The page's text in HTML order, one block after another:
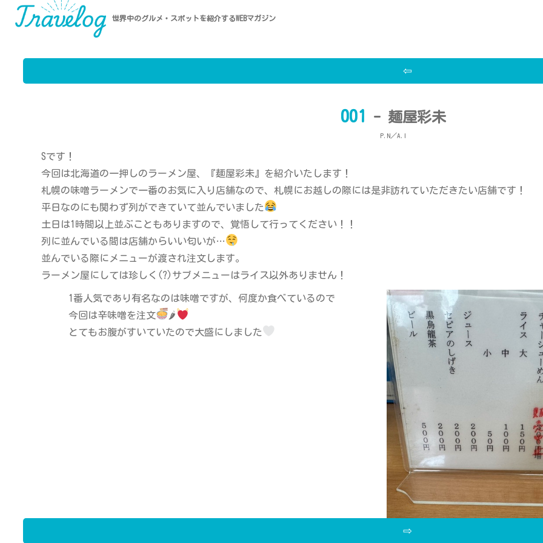
世界中のグルメ・スポットを紹介するWEBマガジン
⇦
001 - 麺屋彩未
P.N／A.I
Sです！
今回は北海道の一押しのラーメン屋、『麺屋彩未』を紹介いたします！
札幌の味噌ラーメンで一番のお気に入り店舗なので、札幌にお越しの際には是非訪れていただきたい店舗です！
平日なのにも関わず列ができていて並んでいました
土日は1時間以上並ぶこともありますので、覚悟して行ってください！！
列に並んでいる間は店舗からいい匂いが…
並んでいる際にメニューが渡され注文します。
ラーメン屋にしては珍しく(?)サブメニューはライス以外ありません！
1番人気であり有名なのは味噌ですが、何度か食べているので
今回は辛味噌を注文
🌶
とてもお腹がすいていたので大盛にしました
⇨